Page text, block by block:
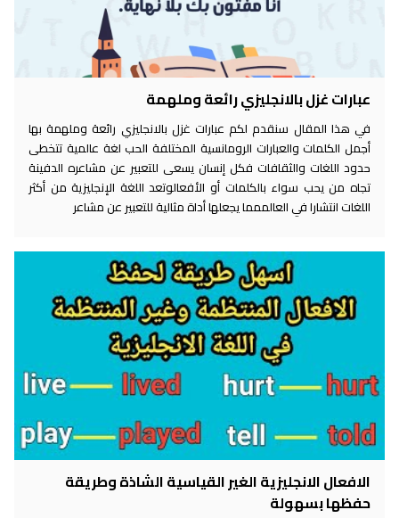
عبارات غزل بالانجليزي رائعة وملهمة
في هذا المقال سنقدم لكم عبارات غزل بالانجليزي رائعة وملهمة بها
أجمل الكلمات والعبارات الرومانسية المختلفة الحب لغة عالمية تتخطى
حدود اللغات والثقافات فكل إنسان يسعى للتعبير عن مشاعره الدفينة
تجاه من يحب سواء بالكلمات أو الأفعالوتعد اللغة الإنجليزية من أكثر
اللغات انتشارا في العالممما يجعلها أداة مثالية للتعبير عن مشاعر
الافعال الانجليزية الغير القياسية الشاذة وطريقة
حفظها بسهولة